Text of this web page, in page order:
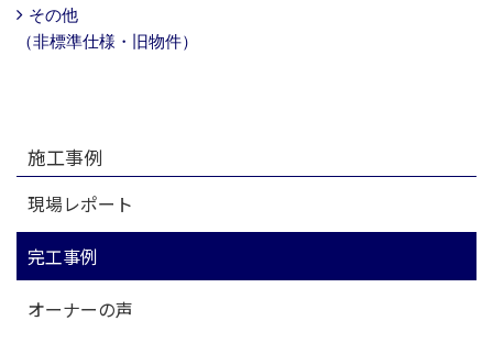
その他
（非標準仕様・旧物件）
施工事例
現場レポート
完工事例
オーナーの声